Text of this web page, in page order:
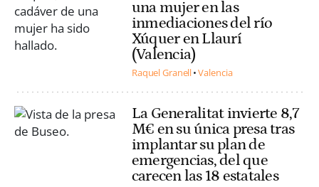
una mujer en las
inmediaciones del río
Xúquer en Llaurí
(Valencia)
Raquel Granell Valencia
La Generalitat invierte 8,7
M€ en su única presa tras
implantar su plan de
emergencias, del que
carecen las 18 estatales